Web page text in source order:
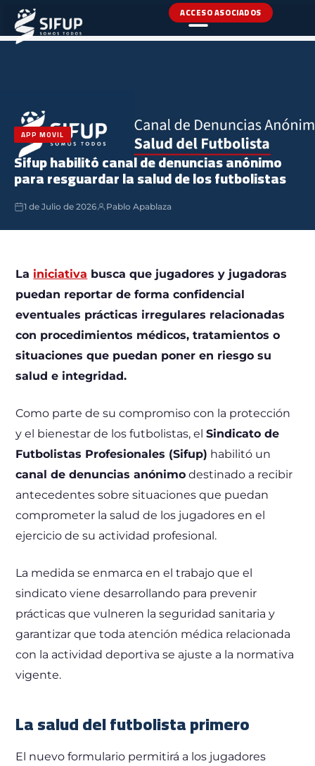
ACCESO ASOCIADOS
INICIO›NOTICIAS
APP MOVIL
Sifup habilitó canal de denuncias anónimo
para resguardar la salud de los futbolistas
1 de Julio de 2026 Pablo Apablaza
La iniciativa busca que jugadores y jugadoras
puedan reportar de forma confidencial
eventuales prácticas irregulares relacionadas
con procedimientos médicos, tratamientos o
situaciones que puedan poner en riesgo su
salud e integridad.
Como parte de su compromiso con la protección
y el bienestar de los futbolistas, elSindicato de
Futbolistas Profesionales (Sifup) habilitó un
canal de denuncias anónimo destinado a recibir
antecedentes sobre situaciones que puedan
comprometer la salud de los jugadores en el
ejercicio de su actividad profesional.
La medida se enmarca en el trabajo que el
sindicato viene desarrollando para prevenir
prácticas que vulneren la seguridad sanitaria y
garantizar que toda atención médica relacionada
con la actividad deportiva se ajuste a la normativa
vigente.
La salud del futbolista primero
El nuevo formulario permitirá a los jugadores